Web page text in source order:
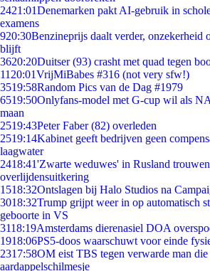
2421:01Denemarken pakt AI-gebruik in
examens
920:30Benzineprijs daalt verder, onzekerheid
blijft
3620:20Duitser (93) crasht met quad tegen
11 20:01VrijMiBabes #316 (not very sfw!)
3519:58Random Pics van de Dag #1979
6519:50Onlyfans-model met G-cup wil als
maan
2519:43Peter Faber (82) overleden
2519:14Kabinet geeft bedrijven geen
laagwater
2418:41'Zwarte weduwes' in Rusland
overlijdensuitkering
1518:32Ontslagen bij Halo Studios na
3018:32Trump grijpt weer in op automatisch
geboorte in VS
3118:19Amsterdams dierenasiel DOA
1918:06PS5-doos waarschuwt voor einde
2317:58OM eist TBS tegen verwarde man die
aardappelschilmesje